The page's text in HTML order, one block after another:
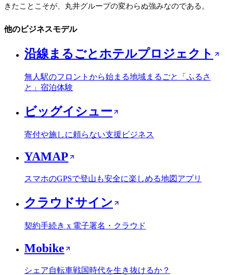
きたことこそが、丸井グループの変わらぬ強みなのである。
他のビジネスモデル
沿線まるごとホテルプロジェクト
無人駅のフロントから始まる地域まるごと「ふるさ
と」宿泊体験
ビッグイシュー
寄付や施しに頼らない支援ビジネス
YAMAP
スマホのGPSで登山も安全に楽しめる地図アプリ
クラウドサイン
契約手続き x 電子署名・クラウド
Mobike
シェア自転車戦国時代を生き抜けるか？